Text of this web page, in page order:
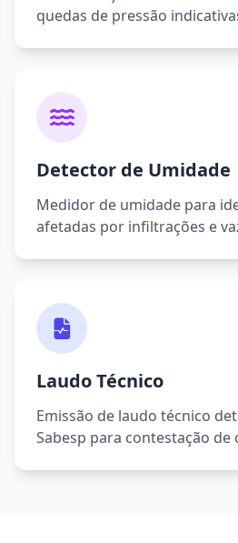
quedas de pressão
Detector de Umidade
Medidor de umidade para
afetadas por infiltrações e
Laudo Técnico
Emissão de laudo técnico
Sabesp para contestação de